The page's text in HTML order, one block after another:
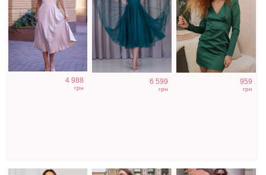
4 988
грн
6 599
грн
959
грн
Коктейльное
короткое платье-
Облегающе
коричневое
Коктейльное
классическое
белое платье